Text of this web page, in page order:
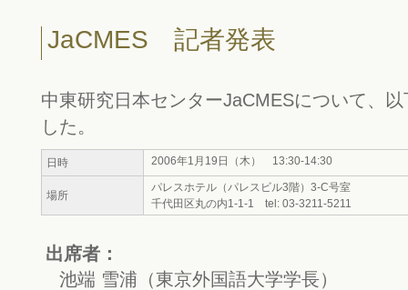
JaCMES 記者発表
中東研究日本センターJaCMESについて、
した。
日時 2006年1月19日（木） 13:30-14:30
場所
パレスホテル（パレスビル3階）3-C号室
千代田区丸の内1-1-1 tel: 03-3211-5211
出席者：
池端 雪浦（東京外国語大学学長）